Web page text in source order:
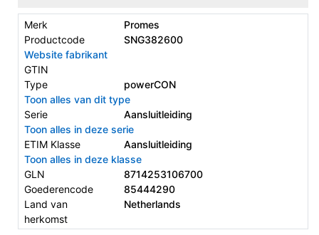
Merk
Promes
Productcode
SNG382600
Website fabrikant
GTIN
Type
powerCON
Toon alles van dit type
Serie
Aansluitleiding
Toon alles in deze serie
ETIM Klasse
Aansluitleiding
Toon alles in deze klasse
GLN
8714253106700
Goederencode
85444290
Land van
herkomst
Netherlands